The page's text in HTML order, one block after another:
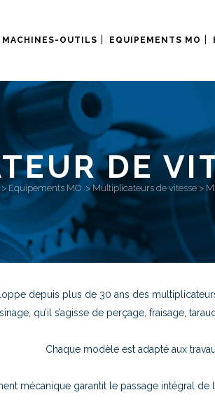
MACHINES-OUTILS EQUIPEMENTS MO
DE
Equipements MO >Multiplicateurs de vitesse>
depuis plus de 30 ans des
qu’il s’agisse de perçage, fraisage,
Chaque modèle est adapté aux
mécanique garantit le passage intégral